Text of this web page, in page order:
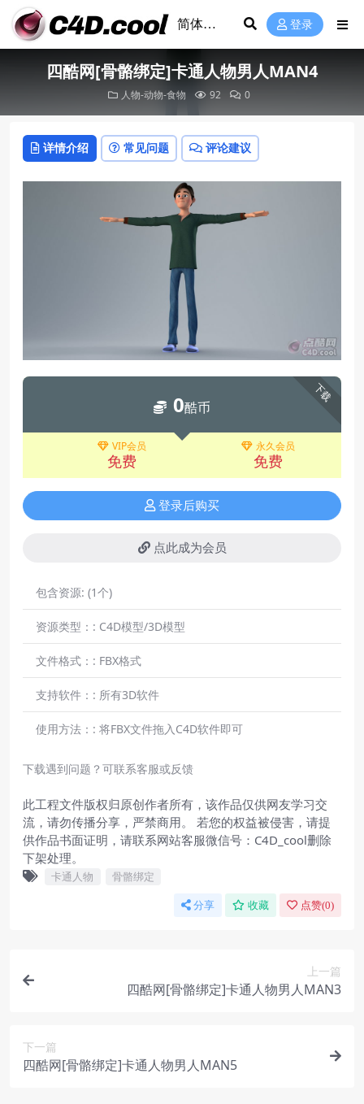
登录
四酷网[骨骼绑定]卡通人物男人MAN4
人物-动物-食物 92 0
详情介绍 常见问题 评论建议
下载
0酷币
VIP会员
免费
永久会员
免费
登录后购买
点此成为会员
包含资源: (1个)
资源类型：: C4D模型/3D模型
文件格式：: FBX格式
支持软件：: 所有3D软件
使用方法：: 将FBX文件拖入C4D软件即可
下载遇到问题？可联系客服或反馈
此工程文件版权归原创作者所有，该作品仅供网友学习交
流，请勿传播分享，严禁商用。 若您的权益被侵害，请提
供作品书面证明，请联系网站客服微信号：C4D_cool删除
下架处理。
卡通人物 骨骼绑定
分享 收藏 点赞(0)
上一篇
四酷网[骨骼绑定]卡通人物男人MAN3
下一篇
四酷网[骨骼绑定]卡通人物男人MAN5